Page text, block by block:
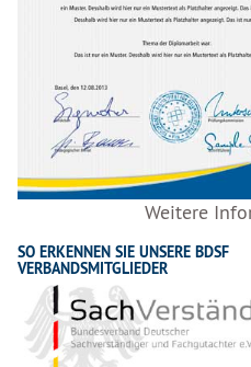
Weitere
SO ERKENNEN SIE UNSERE BDSF
VERBANDSMITGLIEDER